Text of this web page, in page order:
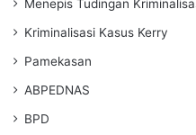
Menepis Tudingan
Kriminalisasi Kasus Kerry
Pamekasan
ABPEDNAS
BPD